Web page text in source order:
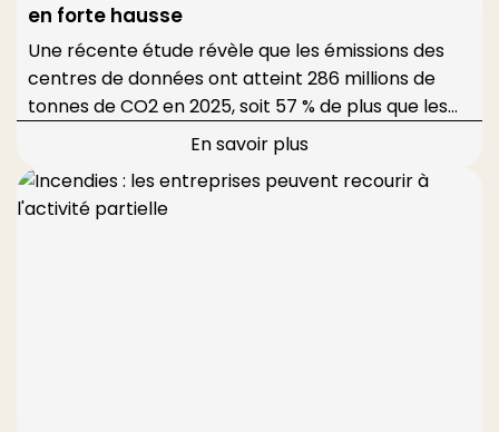
en forte hausse
Une récente étude révèle que les émissions des
centres de données ont atteint 286 millions de
tonnes de CO2 en 2025, soit 57 % de plus que les
évaluations antérieures.En savoir plus